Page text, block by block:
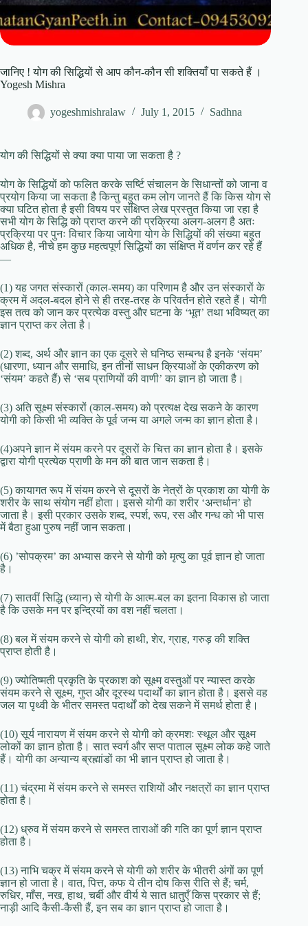
जानिए ! योग की सिद्धियों से आप कौन-कौन सी शक्तियाँ पा सकते हैं ।
Yogesh Mishra
yogeshmishralaw July 1, 2015 Sadhna
योग की सिद्धियों से क्या क्या पाया जा सकता है ?
योग के सिद्धियों को फलित करके सर्ष्टि संचालन के सिधान्तों को जाना व
प्रयोग किया जा सकता है किन्तु बहुत कम लोग जानते हैं कि किस योग से
क्या घटित होता है इसी विषय पर संक्षिप्त लेख प्रस्तुत किया जा रहा है
सभी योग के सिद्धि को प्राप्त करने की प्रक्रिया अलग-अलग है अतः
प्रक्रिया पर पुनः विचार किया जायेगा योग के सिद्धियों की संख्या बहुत
अधिक है, नीचे हम कुछ महत्वपूर्ण सिद्धियों का संक्षिप्त में वर्णन कर रहे हैं
—
(1) यह जगत संस्कारों (काल-समय) का परिणाम है और उन संस्कारों के
क्रम में अदल-बदल होने से ही तरह-तरह के परिवर्तन होते रहते हैं। योगी
इस तत्व को जान कर प्रत्येक वस्तु और घटना के ‘भूत’ तथा भविष्यत् का
ज्ञान प्राप्त कर लेता है।
(2) शब्द, अर्थ और ज्ञान का एक दूसरे से घनिष्ठ सम्बन्ध है इनके ‘संयम’
(धारणा, ध्यान और समाधि, इन तीनों साधन क्रियाओं के एकीकरण को
‘संयम’ कहते हैं) से ‘सब प्राणियों की वाणी’ का ज्ञान हो जाता है।
(3) अति सूक्ष्म संस्कारों (काल-समय) को प्रत्यक्ष देख सकने के कारण
योगी को किसी भी व्यक्ति के पूर्व जन्म या अगले जन्म का ज्ञान होता है।
(4)अपने ज्ञान में संयम करने पर दूसरों के चित्त का ज्ञान होता है। इसके
द्वारा योगी प्रत्येक प्राणी के मन की बात जान सकता है।
(5) कायागत रूप में संयम करने से दूसरों के नेत्रों के प्रकाश का योगी के
शरीर के साथ संयोग नहीं होता। इससे योगी का शरीर ‘अन्तर्धान’ हो
जाता है। इसी प्रकार उसके शब्द, स्पर्श, रूप, रस और गन्ध को भी पास
में बैठा हुआ पुरुष नहीं जान सकता।
(6) ’सोपक्रम’ का अभ्यास करने से योगी को मृत्यु का पूर्व ज्ञान हो जाता
है।
(7) सातवीं सिद्धि (ध्यान) से योगी के आत्म-बल का इतना विकास हो जाता
है कि उसके मन पर इन्द्रियों का वश नहीं चलता।
(8) बल में संयम करने से योगी को हाथी, शेर, ग्राह, गरुड़ की शक्ति
प्राप्त होती है।
(9) ज्योतिष्मती प्रकृति के प्रकाश को सूक्ष्म वस्तुओं पर न्यास्त करके
संयम करने से सूक्ष्म, गुप्त और दूरस्थ पदार्थों का ज्ञान होता है। इससे वह
जल या पृथ्वी के भीतर समस्त पदार्थों को देख सकने में समर्थ होता है।
(10) सूर्य नारायण में संयम करने से योगी को क्रमशः स्थूल और सूक्ष्म
लोकों का ज्ञान होता है। सात स्वर्ग और सप्त पाताल सूक्ष्म लोक कहे जाते
हैं। योगी का अन्यान्य ब्रह्मांडों का भी ज्ञान प्राप्त हो जाता है।
(11) चंद्रमा में संयम करने से समस्त राशियों और नक्षत्रों का ज्ञान प्राप्त
होता है।
(12) ध्रुव में संयम करने से समस्त ताराओं की गति का पूर्ण ज्ञान प्राप्त
होता है।
(13) नाभि चक्र में संयम करने से योगी को शरीर के भीतरी अंगों का पूर्ण
ज्ञान हो जाता है। वात, पित्त, कफ ये तीन दोष किस रीति से हैं; चर्म,
रुधिर, माँस, नख, हाथ, चर्बी और वीर्य ये सात धातुएँ किस प्रकार से हैं;
नाड़ी आदि कैसी-कैसी हैं, इन सब का ज्ञान प्राप्त हो जाता है।